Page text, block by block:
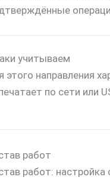
учитываем
этого направления
по сети или
работ
работ: настройка